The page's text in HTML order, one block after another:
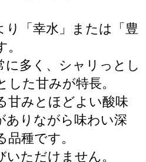
り「幸水」または「豊
に多く、シャリっとし
た甘みが特長。
甘みとほどよい酸味
ありながら味わい深
品種です。
ただけません。